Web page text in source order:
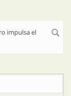
impulsa el